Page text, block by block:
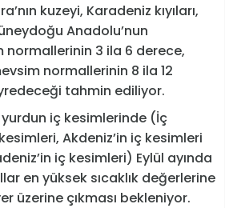
kuzeyi, Karadeniz kıyıları,
Anadolu’nun
3 ila 6 derece,
normallerinin 8 ila 12
tahmin ediliyor.
yurdun iç kesimlerinde (İç
Akdeniz’in iç kesimleri
iç kesimleri) Eylül ayında
en yüksek sıcaklık değerlerine
üzerine çıkması bekleniyor.